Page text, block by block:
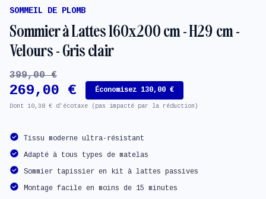
SOMMEIL DE PLOMB
Sommier à Lattes 160x200 cm - H29 cm -
Velours - Gris clair
399,00 €
269,00 € Économisez 130,00 €
Dont 10,38 € d'écotaxe (pas impacté par la réduction)
Tissu moderne ultra-résistant
Adapté à tous types de matelas
Sommier tapissier en kit à lattes passives
Montage facile en moins de 15 minutes